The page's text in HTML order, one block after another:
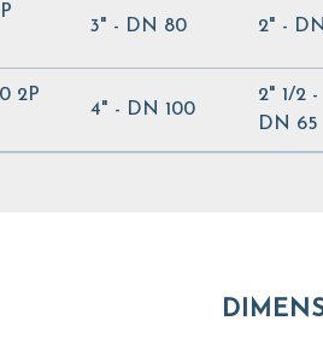
3" - DN 80 2" -
2P
4" - DN 100
2" 1/2 -
DN 65